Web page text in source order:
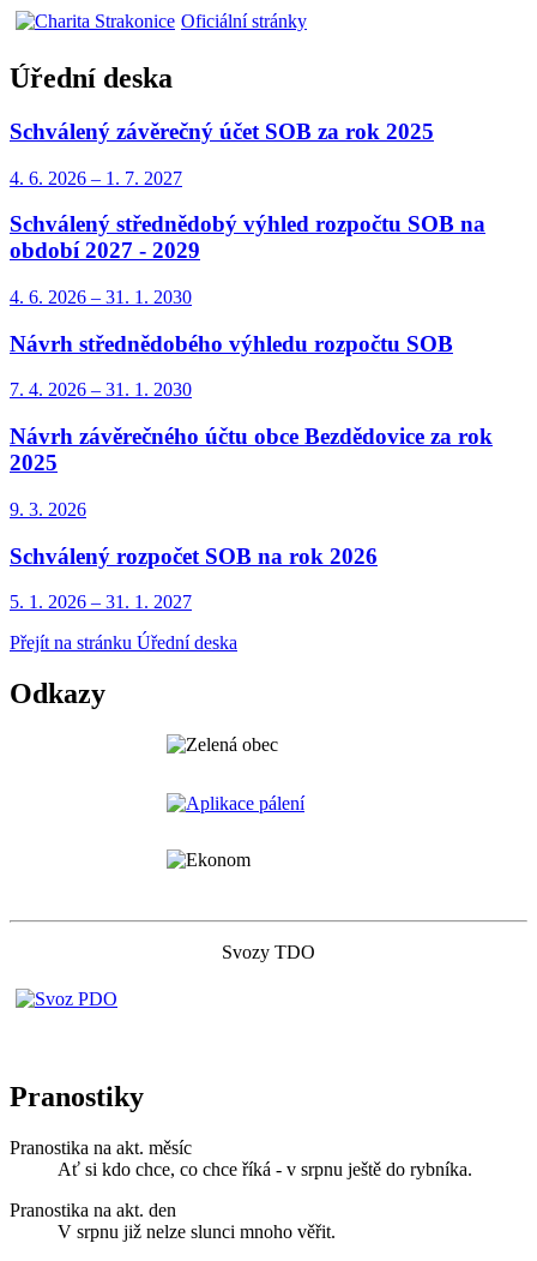
Oficiální stránky
Úřední deska
Schválený závěrečný účet SOB za rok 2025
4. 6. 2026 – 1. 7. 2027
Schválený střednědobý výhled rozpočtu SOB na
období 2027 - 2029
4. 6. 2026 – 31. 1. 2030
Návrh střednědobého výhledu rozpočtu SOB
7. 4. 2026 – 31. 1. 2030
Návrh závěrečného účtu obce Bezdědovice za rok
2025
9. 3. 2026
Schválený rozpočet SOB na rok 2026
5. 1. 2026 – 31. 1. 2027
Přejít na stránku Úřední deska
Odkazy
Svozy TDO
Pranostiky
Pranostika na akt. měsíc
Ať si kdo chce, co chce říká - v srpnu ještě do rybníka.
Pranostika na akt. den
V srpnu již nelze slunci mnoho věřit.